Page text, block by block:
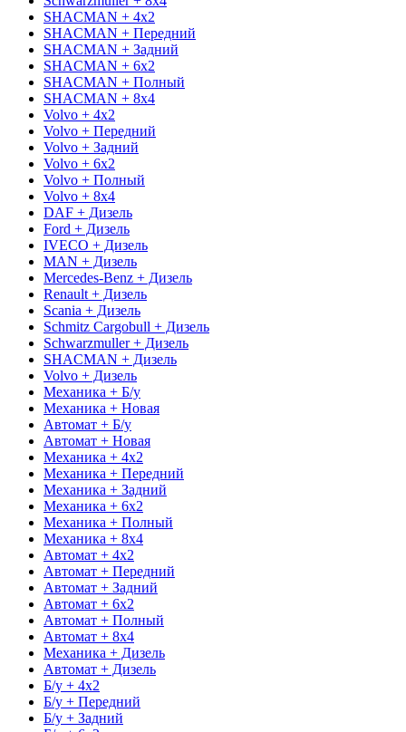
SHACMAN + 4x2
SHACMAN + Передний
SHACMAN + Задний
SHACMAN + 6x2
SHACMAN + Полный
SHACMAN + 8x4
Volvo + 4x2
Volvo + Передний
Volvo + Задний
Volvo + 6x2
Volvo + Полный
Volvo + 8x4
DAF + Дизель
Ford + Дизель
IVECO + Дизель
MAN + Дизель
Mercedes-Benz + Дизель
Renault + Дизель
Scania + Дизель
Schmitz Cargobull + Дизель
Schwarzmuller + Дизель
SHACMAN + Дизель
Volvo + Дизель
Механика + Б/у
Механика + Новая
Автомат + Б/у
Автомат + Новая
Механика + 4x2
Механика + Передний
Механика + Задний
Механика + 6x2
Механика + Полный
Механика + 8x4
Автомат + 4x2
Автомат + Передний
Автомат + Задний
Автомат + 6x2
Автомат + Полный
Автомат + 8x4
Механика + Дизель
Автомат + Дизель
Б/у + 4x2
Б/у + Передний
Б/у + Задний